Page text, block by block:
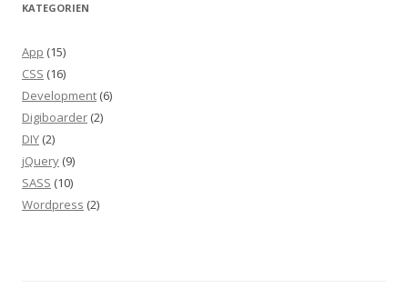
KATEGORIEN
App (15)
CSS (16)
Development (6)
Digiboarder (2)
DIY (2)
jQuery (9)
SASS (10)
Wordpress (2)